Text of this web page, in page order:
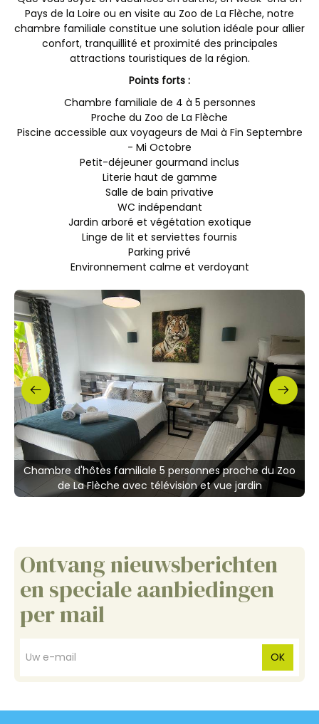
Pays de la Loire ou en visite au Zoo de La Flèche, notre
chambre familiale constitue une solution idéale pour allier
confort, tranquillité et proximité des principales
attractions touristiques de la région.
Points forts :
Chambre familiale de 4 à 5 personnes
Proche du Zoo de La Flèche
Piscine accessible aux voyageurs de Mai à Fin Septembre
- Mi Octobre
Petit-déjeuner gourmand inclus
Literie haut de gamme
Salle de bain privative
WC indépendant
Jardin arboré et végétation exotique
Linge de lit et serviettes fournis
Parking privé
Environnement calme et verdoyant
Chambre d'hôtes familiale 5 personnes proche du Zoo
de La Flèche avec télévision et vue jardin
Ontvang nieuwsberichten
en speciale aanbiedingen
per mail
OK